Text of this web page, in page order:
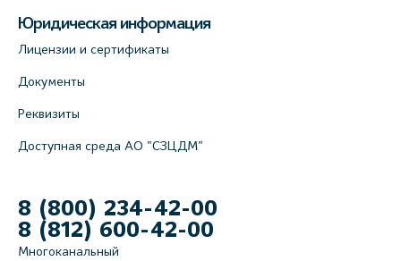
Юридическая информация
Лицензии и сертификаты
Документы
Реквизиты
Доступная среда АО "СЗЦДМ"
8 (800) 234-42-00
8 (812) 600-42-00
Многоканальный